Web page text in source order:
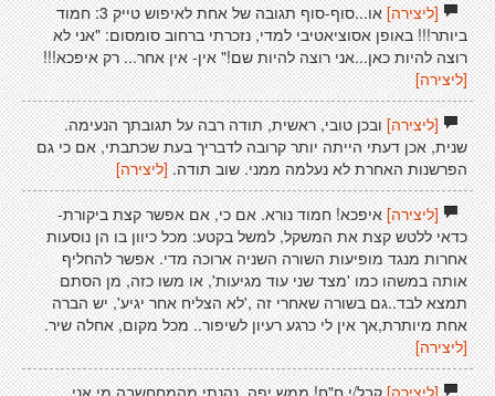
[ליצירה]
או...סוף-סוף תגובה של אחת לאיפוש טייק 3: חמוד
ביותר!!! באופן אסוציאטיבי למדי, נזכרתי ברחוב סומסום: "אני לא
רוצה להיות כאן...אני רוצה להיות שם!" אין- אין אחר... רק איפכא!!!
[ליצירה]
[ליצירה]ובכן טובי, ראשית, תודה רבה על תגובתך הנעימה.
שנית, אכן דעתי הייתה יותר קרובה לדבריך בעת שכתבתי, אם כי גם
הפרשנות האחרת לא נעלמה ממני. שוב תודה. [ליצירה]
[ליצירה]איפכא! חמוד נורא. אם כי, אם אפשר קצת ביקורת-
כדאי ללטש קצת את המשקל, למשל בקטע: מכל כיוון בו הן נוסעות
אחרות מנגד מופיעות השורה השניה ארוכה מדי. אפשר להחליף
אותה במשהו כמו 'מצד שני עוד מגיעות', או משו כזה, מן הסתם
תמצא לבד..גם בשורה שאחרי זה ,'לא הצליח אחר יגיע', יש הברה
אחת מיותרת,אך אין לי כרגע רעיון לשיפור.. מכל מקום, אחלה שיר.
[ליצירה]
[ליצירה]קבל/י ח"ח! ממש יפה, נהנתי מהמחחשבה מי אני